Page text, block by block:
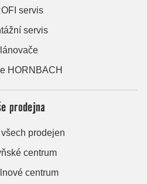
servis
servis
HORNBACH
prodejna
prodejen
centrum
centrum